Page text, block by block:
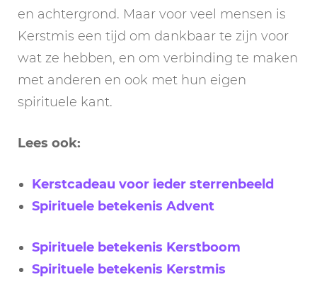
en achtergrond. Maar voor veel mensen is
Kerstmis een tijd om dankbaar te zijn voor
wat ze hebben, en om verbinding te maken
met anderen en ook met hun eigen
spirituele kant.
Lees ook:
Kerstcadeau voor ieder sterrenbeeld
Spirituele betekenis Advent
Spirituele betekenis Kerstboom
Spirituele betekenis Kerstmis